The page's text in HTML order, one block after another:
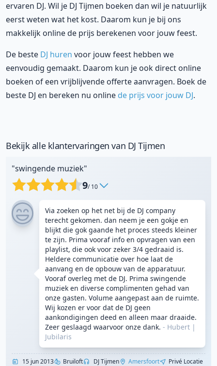
ervaren DJ. Wil je DJ Tijmen boeken dan wil je natuurlijk
eerst weten wat het kost. Daarom kun je bij ons
makkelijk online de prijs berekenen voor jouw feest.
De beste DJ huren voor jouw feest hebben we
eenvoudig gemaakt. Daarom kun je ook direct online
boeken of een vrijblijvende offerte aanvragen. Boek de
beste DJ en bereken nu online de prijs voor jouw DJ.
Bekijk alle klantervaringen van DJ Tijmen
"swingende muziek"
9/ 10
Via zoeken op het net bij de DJ company
terecht gekomen. dan neem je een gokje en
blijkt die gok gaande het proces steeds kleiner
te zijn. Prima vooraf info en opvragen van een
playlist, die ook voor zeker 3/4 gedraaid is.
Heldere communicatie over hoe laat de
aanvang en de opbouw van de apparatuur.
Vooraf overleg met de DJ. Prima swingende
muziek en diverse complimenten gehad van
onze gasten. Volume aangepast aan de ruimte.
Wij kozen er voor dat de DJ geen
aankondigingen deed en alleen maar draaide.
Zeer geslaagd waarvoor onze dank. - Hubert |
Jubilaris
15 jun 2013 Bruiloft DJ Tijmen Amersfoort Privé Locatie